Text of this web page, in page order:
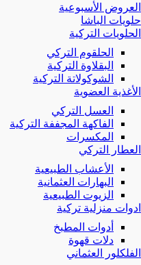
العروض الأسبوعية
حلويات الباشا
الحلويات التركية
الحلقوم التركي
البقلاوة التركية
الشوكولاتة التركية
الأغذية العضوية
العسل التركي
الفاكهة المجففة التركية
المكسرات
العطار التركي
الأعشاب الطبيعية
البهارات العثمانية
الزيوت الطبيعية
ادوات منزلية تركية
أدوات المطبخ
دلات قهوة
الفلكلور العثماني